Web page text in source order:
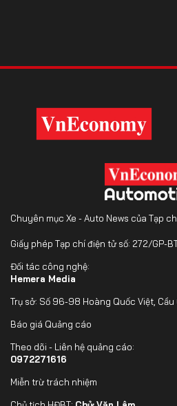
Chuyên mục Xe - Auto News của Tạp
Giấy phép Tạp chí điện tử số: 272/GP-
Đối tác công nghệ:
Hemera Media
Trụ sở: Số 96-98 Hoàng Quốc Việt, Cầu
Báo giá Quảng cáo
Theo dõi - Liên hệ quảng cáo:
0972271616
Miễn trừ trách nhiệm